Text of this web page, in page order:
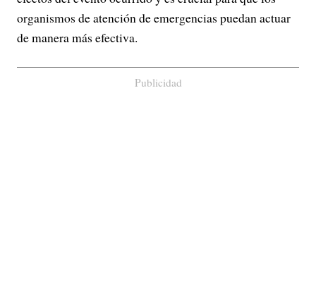
organismos de atención de emergencias puedan actuar
de manera más efectiva.
Publicidad